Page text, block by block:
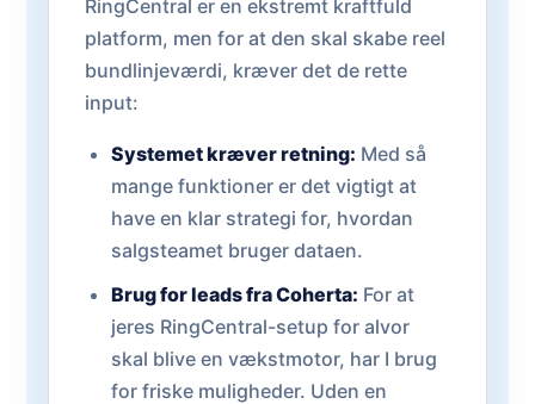
RingCentral er en ekstremt kraftfuld
platform, men for at den skal skabe reel
bundlinjeværdi, kræver det de rette
input:
Systemet kræver retning: Med så
mange funktioner er det vigtigt at
have en klar strategi for, hvordan
salgsteamet bruger dataen.
Brug for leads fra Coherta: For at
jeres RingCentral-setup for alvor
skal blive en vækstmotor, har I brug
for friske muligheder. Uden en